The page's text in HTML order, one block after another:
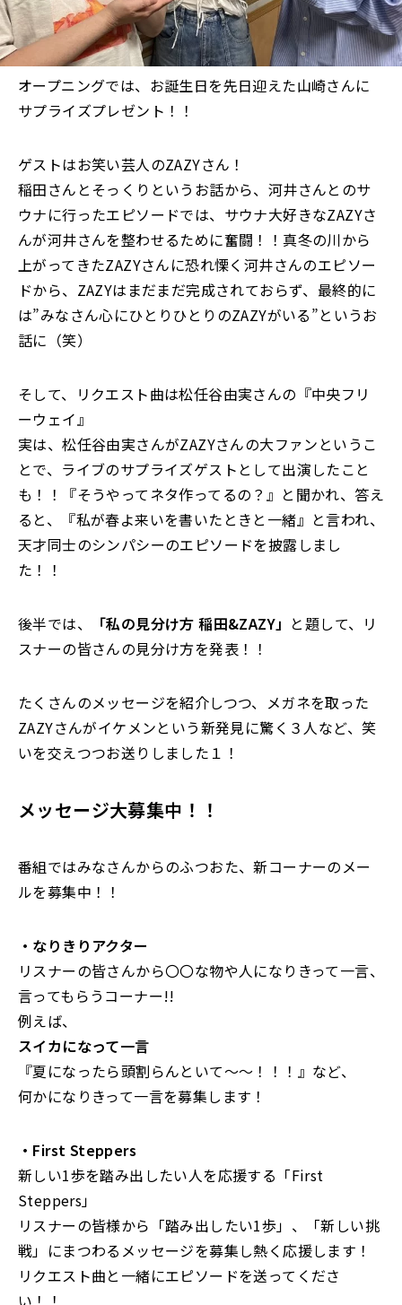
オープニングでは、お誕生日を先日迎えた山崎さんに
サプライズプレゼント！！
ゲストはお笑い芸人のZAZYさん！
稲田さんとそっくりというお話から、河井さんとのサ
ウナに行ったエピソードでは、サウナ大好きなZAZYさ
んが河井さんを整わせるために奮闘！！真冬の川から
上がってきたZAZYさんに恐れ慄く河井さんのエピソー
ドから、ZAZYはまだまだ完成されておらず、最終的に
は”みなさん心にひとりひとりのZAZYがいる”というお
話に（笑）
そして、リクエスト曲は松任谷由実さんの『中央フリ
ーウェイ』
実は、松任谷由実さんがZAZYさんの大ファンというこ
とで、ライブのサプライズゲストとして出演したこと
も！！『そうやってネタ作ってるの？』と聞かれ、答え
ると、『私が春よ来いを書いたときと一緒』と言われ、
天才同士のシンパシーのエピソードを披露しまし
た！！
後半では、 「私の見分け方 稲田&ZAZY」 と題して、リ
スナーの皆さんの見分け方を発表！！
たくさんのメッセージを紹介しつつ、メガネを取った
ZAZYさんがイケメンという新発見に驚く３人など、笑
いを交えつつお送りしました１！
メッセージ大募集中！！
番組ではみなさんからのふつおた、新コーナーのメー
ルを募集中！！
・なりきりアクター
リスナーの皆さんから〇〇な物や人になりきって一言、
言ってもらうコーナー!!
例えば、
スイカになって一言
『夏になったら頭割らんといて〜〜！！！』など、
何かになりきって一言を募集します！
・First Steppers
新しい1歩を踏み出したい人を応援する「First
Steppers」
リスナーの皆様から「踏み出したい1歩」、「新しい挑
戦」にまつわるメッセージを募集し熱く応援します！
リクエスト曲と一緒にエピソードを送ってくださ
い！！